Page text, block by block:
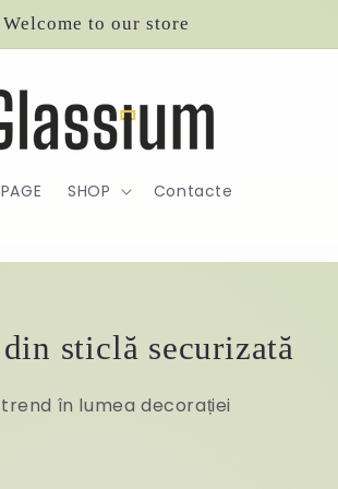
to our store
SHOP Contacte
sticlă securizată
trend în lumea decorației